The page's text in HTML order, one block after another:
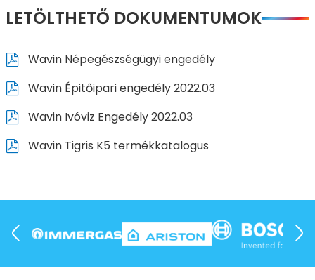
LETÖLTHETŐ DOKUMENTUMOK
Wavin Népegészségügyi engedély
Wavin Épitőipari engedély 2022.03
Wavin Ivóviz Engedély 2022.03
Wavin Tigris K5 termékkatalogus